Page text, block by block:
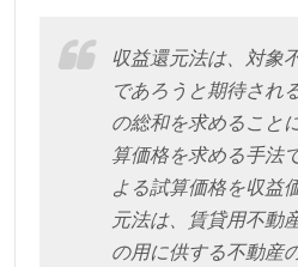
収益還元法は、対象
であろうと期待され
の総和を求めること
算価格を求める手法
よる試算価格を収益
元法は、賃貸用不動
の用に供する不動産